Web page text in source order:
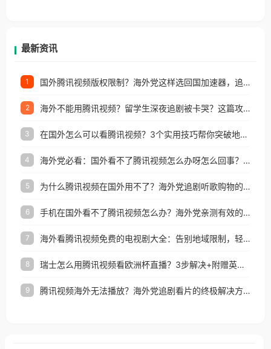
最新资讯
1 国外腾讯视频版权限制？海外党这样选回国加速器，追剧听歌办事全搞定
2 海外不能用腾讯视频？留学生深夜追剧被卡哭？这篇攻略帮你一键回国看剧听歌
3 在国外怎么可以看腾讯视频？3个实用技巧帮你突破地域限制（附避坑指南）
4 海外党必看：国外看不了腾讯视频怎么办呀怎么回事？3步解决地区限制
5 为什么腾讯视频在国外用不了？海外党追剧听歌购物的终极解决方案
6 手机在国外看不了腾讯视频怎么办？海外党亲测有效的追剧自由指南
7 海外看腾讯视频免费的电视剧大全：告别地域限制，轻松追剧的实用指南
8 瑞士怎么用腾讯视频看欧洲杯直播？3步解决+附赠英国多米音乐爱奇艺省钱攻略
9 腾讯视频海外无法播放？海外党追剧看片的终极解决方案来了